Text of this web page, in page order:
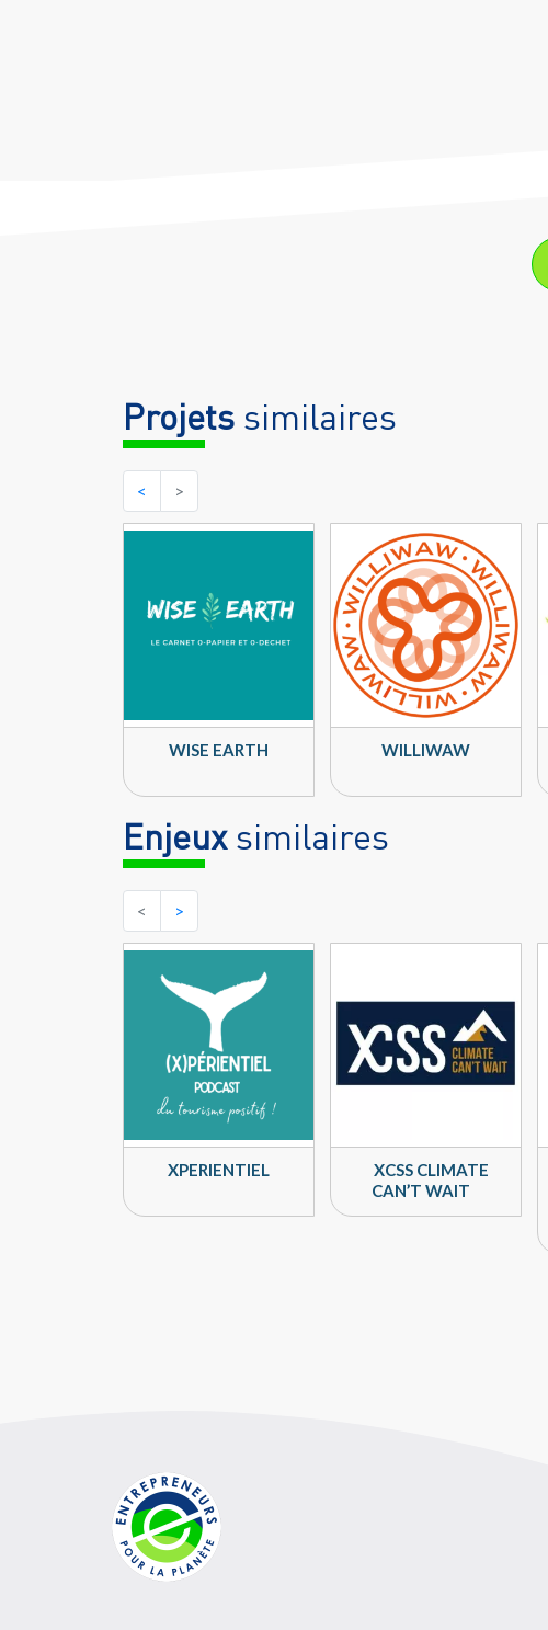
Projets similaires
< >
WISE EARTH WILLIWAW
Enjeuxsimilaires
< >
XPERIENTIEL
XCSS CLIMATE
CAN’T WAIT